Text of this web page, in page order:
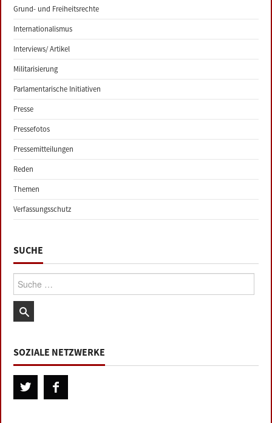
Grund- und Freiheitsrechte
Internationalismus
Interviews/ Artikel
Militarisierung
Parlamentarische Initiativen
Presse
Pressefotos
Pressemitteilungen
Reden
Themen
Verfassungsschutz
SUCHE
Suche:
SOZIALE NETZWERKE